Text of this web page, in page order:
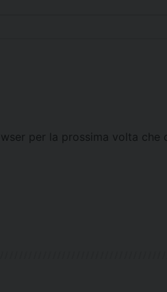
per la prossima volta che